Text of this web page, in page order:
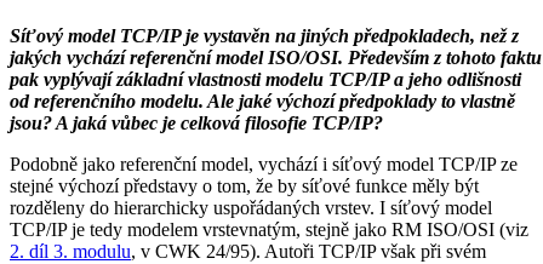
Síťový model TCP/IP je vystavěn na jiných předpokladech, než z
jakých vychází referenční model ISO/OSI. Především z tohoto faktu
pak vyplývají základní vlastnosti modelu TCP/IP a jeho odlišnosti
od referenčního modelu. Ale jaké výchozí předpoklady to vlastně
jsou? A jaká vůbec je celková filosofie TCP/IP?
Podobně jako referenční model, vychází i síťový model TCP/IP ze
stejné výchozí představy o tom, že by síťové funkce měly být
rozděleny do hierarchicky uspořádaných vrstev. I síťový model
TCP/IP je tedy modelem vrstevnatým, stejně jako RM ISO/OSI (viz
2. díl 3. modulu, v CWK 24/95). Autoři TCP/IP však při svém